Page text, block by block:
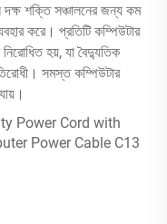
দক্ষ শক্তি সঞ্চালনের জন্য কম
করে। প্রতিটি কম্পিউটার
হয়, যা বৈদ্যুতিক
সমস্ত কম্পিউটার